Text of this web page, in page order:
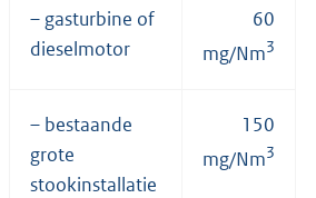
– gasturbine of
dieselmotor
60
mg/Nm3
– bestaande
grote
stookinstallatie
150
mg/Nm3